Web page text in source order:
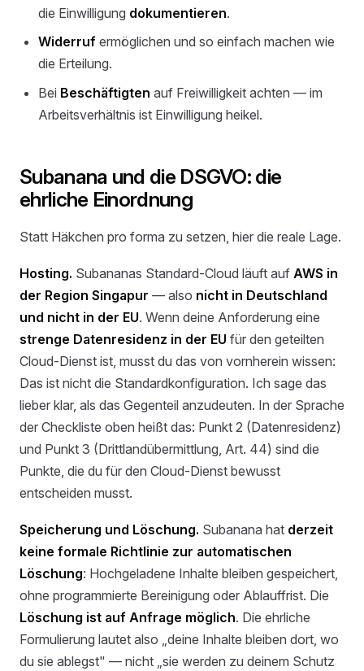
die Einwilligung dokumentieren.
Widerruf ermöglichen und so einfach machen wie
die Erteilung.
Bei Beschäftigten auf Freiwilligkeit achten — im
Arbeitsverhältnis ist Einwilligung heikel.
Subanana und die DSGVO: die
ehrliche Einordnung
Statt Häkchen pro forma zu setzen, hier die reale Lage.
Hosting. Subananas Standard-Cloud läuft auf AWS in
der Region Singapur — also nicht in Deutschland
und nicht in der EU. Wenn deine Anforderung eine
strenge Datenresidenz in der EU für den geteilten
Cloud-Dienst ist, musst du das von vornherein wissen:
Das ist nicht die Standardkonfiguration. Ich sage das
lieber klar, als das Gegenteil anzudeuten. In der Sprache
der Checkliste oben heißt das: Punkt 2 (Datenresidenz)
und Punkt 3 (Drittlandübermittlung, Art. 44) sind die
Punkte, die du für den Cloud-Dienst bewusst
entscheiden musst.
Speicherung und Löschung. Subanana hat derzeit
keine formale Richtlinie zur automatischen
Löschung: Hochgeladene Inhalte bleiben gespeichert,
ohne programmierte Bereinigung oder Ablauffrist. Die
Löschung ist auf Anfrage möglich. Die ehrliche
Formulierung lautet also „deine Inhalte bleiben dort, wo
du sie ablegst" — nicht „sie werden zu deinem Schutz